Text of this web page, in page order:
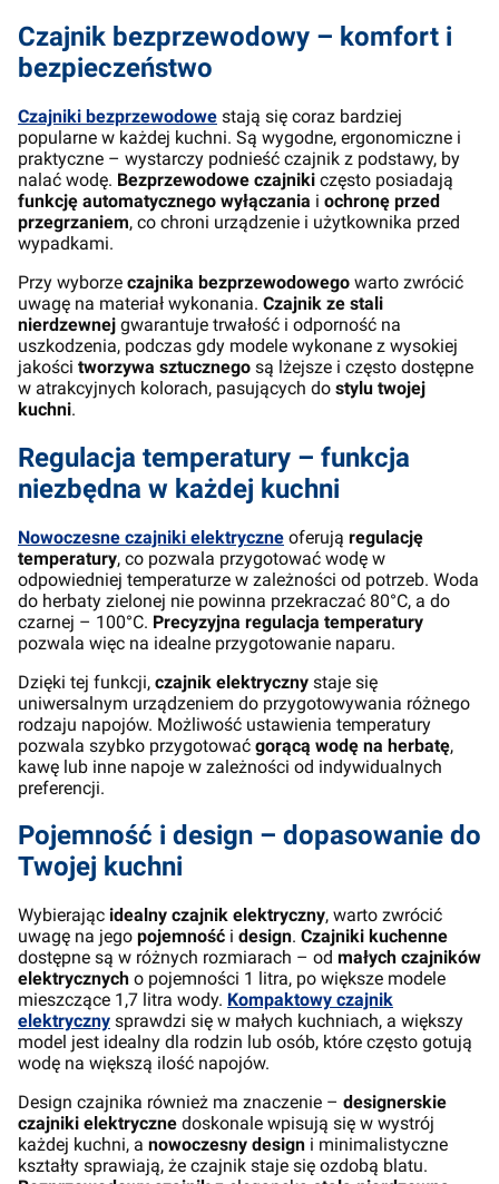
Czajnik bezprzewodowy – komfort i
bezpieczeństwo
Czajniki bezprzewodowe stają się coraz bardziej
popularne w każdej kuchni. Są wygodne, ergonomiczne i
praktyczne – wystarczy podnieść czajnik z podstawy, by
nalać wodę. Bezprzewodowe czajniki często posiadają
funkcję automatycznego wyłączania i ochronę przed
przegrzaniem, co chroni urządzenie i użytkownika przed
wypadkami.
Przy wyborze czajnika bezprzewodowego warto zwrócić
uwagę na materiał wykonania. Czajnik ze stali
nierdzewnej gwarantuje trwałość i odporność na
uszkodzenia, podczas gdy modele wykonane z wysokiej
jakości tworzywa sztucznego są lżejsze i często dostępne
w atrakcyjnych kolorach, pasujących do stylu twojej
kuchni.
Regulacja temperatury – funkcja
niezbędna w każdej kuchni
Nowoczesne czajniki elektryczne oferują regulację
temperatury, co pozwala przygotować wodę w
odpowiedniej temperaturze w zależności od potrzeb. Woda
do herbaty zielonej nie powinna przekraczać 80°C, a do
czarnej – 100°C. Precyzyjna regulacja temperatury
pozwala więc na idealne przygotowanie naparu.
Dzięki tej funkcji, czajnik elektryczny staje się
uniwersalnym urządzeniem do przygotowywania różnego
rodzaju napojów. Możliwość ustawienia temperatury
pozwala szybko przygotować gorącą wodę na herbatę,
kawę lub inne napoje w zależności od indywidualnych
preferencji.
Pojemność i design – dopasowanie do
Twojej kuchni
Wybierając idealny czajnik elektryczny, warto zwrócić
uwagę na jego pojemność i design. Czajniki kuchenne
dostępne są w różnych rozmiarach – od małych czajników
elektrycznych o pojemności 1 litra, po większe modele
mieszczące 1,7 litra wody. Kompaktowy czajnik
elektryczny sprawdzi się w małych kuchniach, a większy
model jest idealny dla rodzin lub osób, które często gotują
wodę na większą ilość napojów.
Design czajnika również ma znaczenie – designerskie
czajniki elektryczne doskonale wpisują się w wystrój
każdej kuchni, a nowoczesny design i minimalistyczne
kształty sprawiają, że czajnik staje się ozdobą blatu.